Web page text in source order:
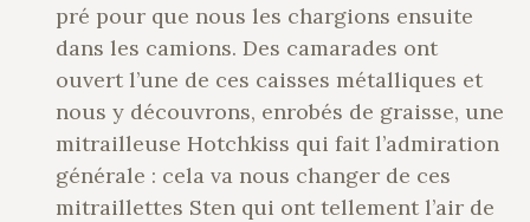
pré pour que nous les chargions ensuite
dans les camions. Des camarades ont
ouvert l’une de ces caisses métalliques et
nous y découvrons, enrobés de graisse, une
mitrailleuse Hotchkiss qui fait l’admiration
générale : cela va nous changer de ces
mitraillettes Sten qui ont tellement l’air de